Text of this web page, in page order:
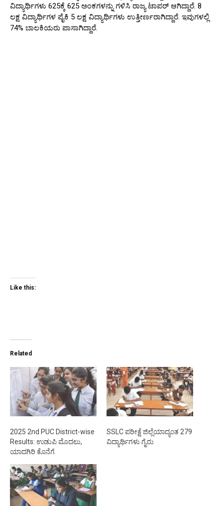
ವಿದ್ಯಾರ್ಥಿಗಳು 625ಕ್ಕೆ 625 ಅಂಕಗಳನ್ನು ಗಳಿಸಿ ರಾಜ್ಯ ಟಾಪರ್ ಆಗಿದ್ದಾರೆ. 8
ಲಕ್ಷ ವಿದ್ಯಾರ್ಥಿಗಳ ಪೈಕಿ 5 ಲಕ್ಷ ವಿದ್ಯಾರ್ಥಿಗಳು ಉತ್ತೀರ್ಣರಾಗಿದ್ದಾರೆ. ಇವುಗಳಲ್ಲಿ
74% ಬಾಲಕಿಯರು ಪಾಸಾಗಿದ್ದಾರೆ.
Like this:
Related
2025 2nd PUC District-wise
Results: ಉಡುಪಿ ಮೊದಲು,
ಯಾದಗಿರಿ ಕೊನೆಗೆ
SSLC ಪರೀಕ್ಷೆ ಜಿಲ್ಲೆಯಾದ್ಯಂತ 279
ವಿದ್ಯಾರ್ಥಿಗಳು ಗೈರು